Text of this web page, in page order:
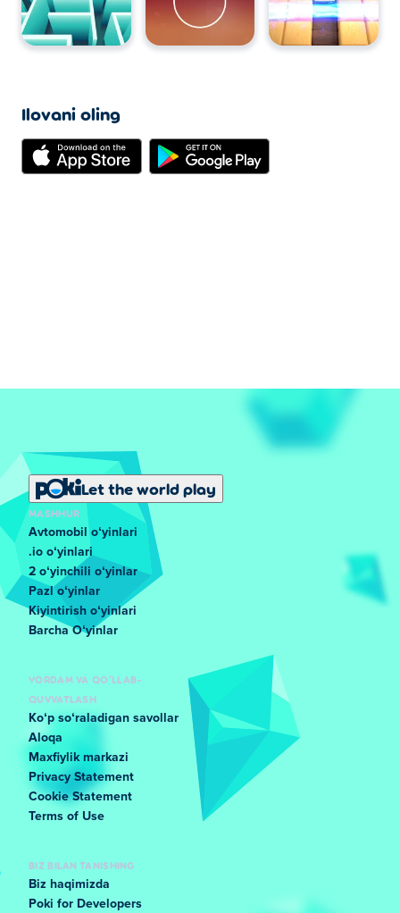
Ilovani oling
Let the world play
MASHHUR
Avtomobil oʻyinlari
.io oʻyinlari
2 oʻyinchili oʻyinlar
Pazl oʻyinlar
Kiyintirish oʻyinlari
Barcha Oʻyinlar
YORDAM VA QO'LLAB-
QUVVATLASH
Koʻp soʻraladigan savollar
Aloqa
Maxfiylik markazi
Privacy Statement
Cookie Statement
Terms of Use
BIZ BILAN TANISHING
Biz haqimizda
Poki for Developers